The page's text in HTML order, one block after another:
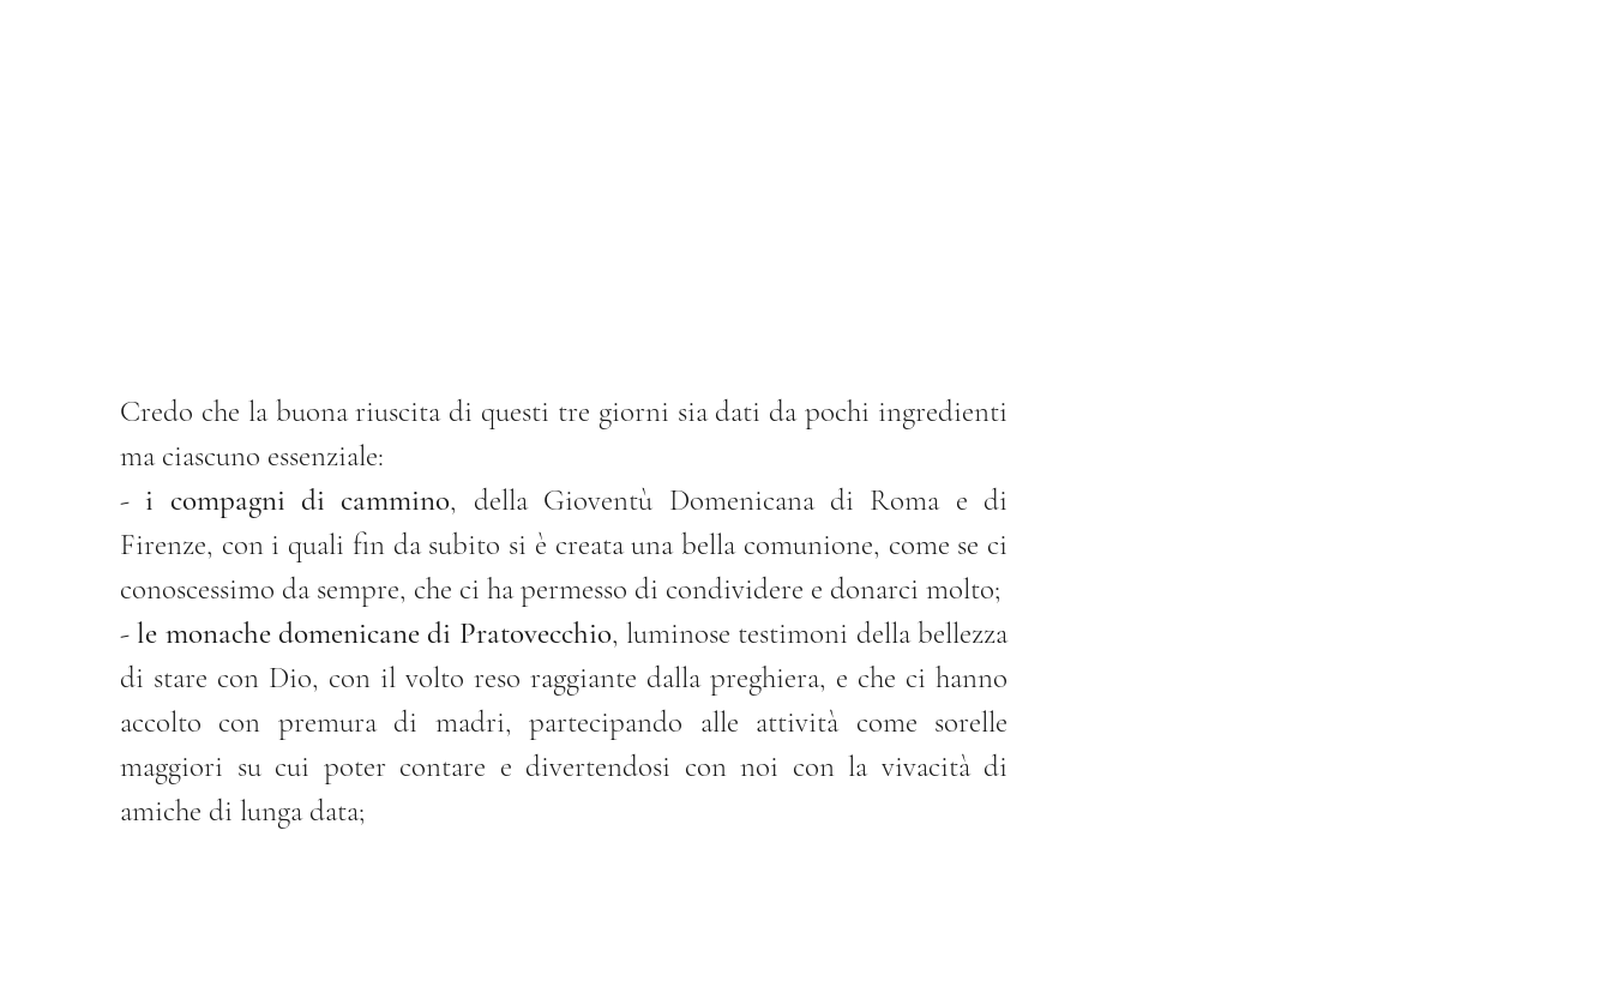
Credo che la buona riuscita di questi tre giorni sia dati da pochi ingredienti
ma ciascuno essenziale:
- i compagni di cammino, della Gioventù Domenicana di Roma e di
Firenze, con i quali fin da subito si è creata una bella comunione, come se ci
conoscessimo da sempre, che ci ha permesso di condividere e donarci molto;
- le monache domenicane di Pratovecchio, luminose testimoni della bellezza
di stare con Dio, con il volto reso raggiante dalla preghiera, e che ci hanno
accolto con premura di madri, partecipando alle attività come sorelle
maggiori su cui poter contare e divertendosi con noi con la vivacità di
amiche di lunga data;